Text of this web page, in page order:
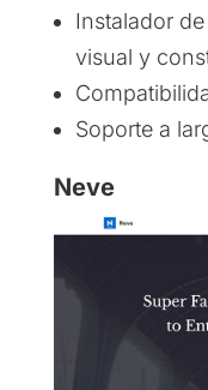
Instalador
visual y
Soporte a
Neve